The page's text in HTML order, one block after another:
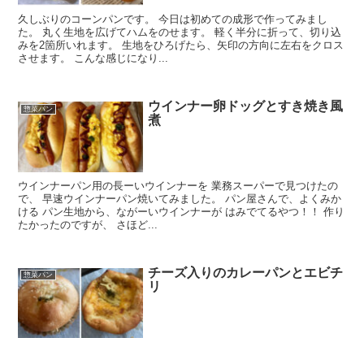
久しぶりのコーンパンです。 今日は初めての成形で作ってみまし
た。 丸く生地を広げてハムをのせます。 軽く半分に折って、切り込
みを2箇所いれます。 生地をひろげたら、矢印の方向に左右をクロス
させます。 こんな感じになり...
惣菜パン
ウインナー卵ドッグとすき焼き風
煮
ウインナーパン用の長ーいウインナーを 業務スーパーで見つけたの
で、 早速ウインナーパン焼いてみました。 パン屋さんで、よくみか
ける パン生地から、ながーいウインナーが はみでてるやつ！！ 作り
たかったのですが、 さほど...
惣菜パン
チーズ入りのカレーパンとエビチ
リ